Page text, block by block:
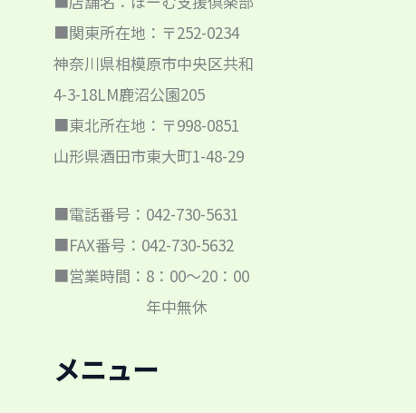
■関東所在地：〒252-0234
神奈川県相模原市中央区共和
4-3-18LM鹿沼公園205
■東北所在地：〒998-0851
山形県酒田市東大町1-48-29
■電話番号：042-730-5631
■FAX番号：042-730-5632
■営業時間：8：00～20：00
年中無休
メニュー